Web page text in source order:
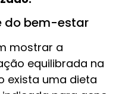
do bem-estar
mostrar a
equilibrada na
exista uma dieta